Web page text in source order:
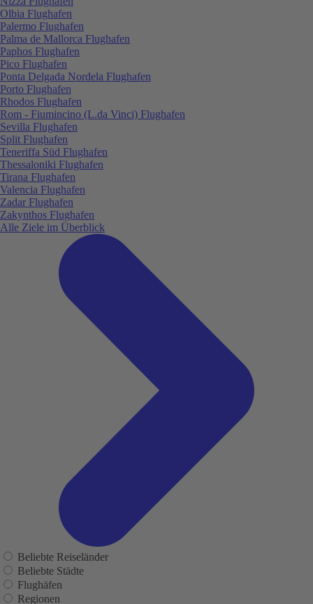
Olbia Flughafen
Palermo Flughafen
Palma de Mallorca Flughafen
Paphos Flughafen
Pico Flughafen
Ponta Delgada Nordela Flughafen
Porto Flughafen
Rhodos Flughafen
Rom - Fiumincino (L.da Vinci) Flughafen
Sevilla Flughafen
Split Flughafen
Teneriffa Süd Flughafen
Thessaloniki Flughafen
Tirana Flughafen
Valencia Flughafen
Zadar Flughafen
Zakynthos Flughafen
Alle Ziele im Überblick
Beliebte Reiseländer
Beliebte Städte
Flughäfen
Regionen